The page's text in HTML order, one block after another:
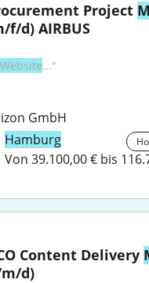
Project
f/d) AIRBUS
Website..."
GmbH
Hamburg
Von 39.100,00 € bis
Content Delivery
d)